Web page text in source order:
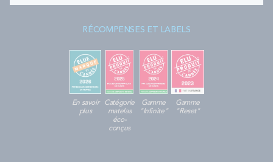
RÉCOMPENSES ET LABELS
En savoir
plus
Catégorie
matelas
éco-
conçus
Gamme
"Infinite"
Gamme
"Reset"